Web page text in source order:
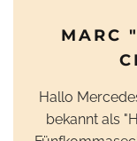
MARC
Hallo
bekannt als